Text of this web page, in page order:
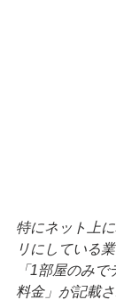
特にネット上
リにしている業
「1部屋のみ
料金」が記載